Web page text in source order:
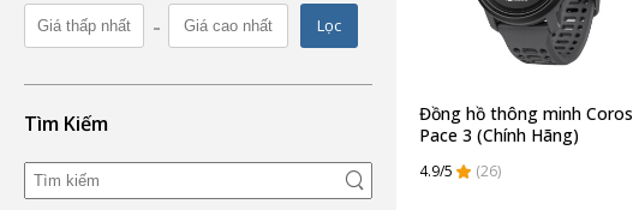
- Lọc
Tìm Kiếm
Đồng hồ thông minh Coros
Pace 3 (Chính Hãng)
4.9/5 (26)